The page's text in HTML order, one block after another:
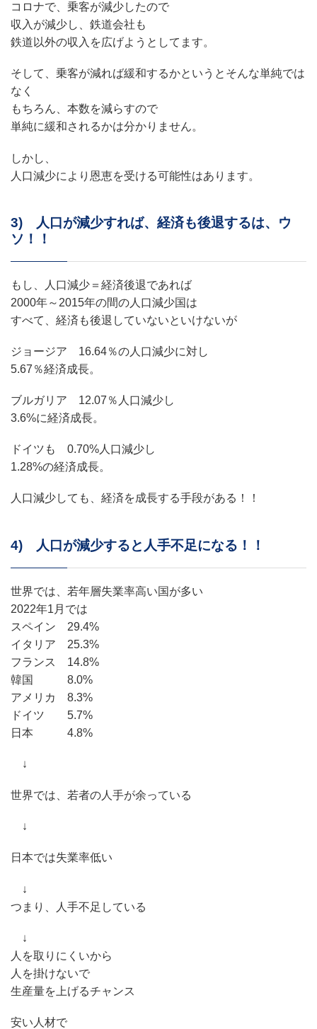
コロナで、乗客が減少したので
収入が減少し、鉄道会社も
鉄道以外の収入を広げようとしてます。
そして、乗客が減れば緩和するかというとそんな単純では
なく
もちろん、本数を減らすので
単純に緩和されるかは分かりません。
しかし、
人口減少により恩恵を受ける可能性はあります。
3) 人口が減少すれば、経済も後退するは、ウ
ソ！！
もし、人口減少＝経済後退であれば
2000年～2015年の間の人口減少国は
すべて、経済も後退していないといけないが
ジョージア 16.64％の人口減少に対し
5.67％経済成長。
ブルガリア 12.07％人口減少し
3.6%に経済成長。
ドイツも 0.70%人口減少し
1.28%の経済成長。
人口減少しても、経済を成長する手段がある！！
4) 人口が減少すると人手不足になる！！
世界では、若年層失業率高い国が多い
2022年1月では
スペイン 29.4%
イタリア 25.3%
フランス 14.8%
韓国 8.0%
アメリカ 8.3%
ドイツ 5.7%
日本 4.8%
↓
世界では、若者の人手が余っている
↓
日本では失業率低い
↓
つまり、人手不足している
↓
人を取りにくいから
人を掛けないで
生産量を上げるチャンス
安い人材で